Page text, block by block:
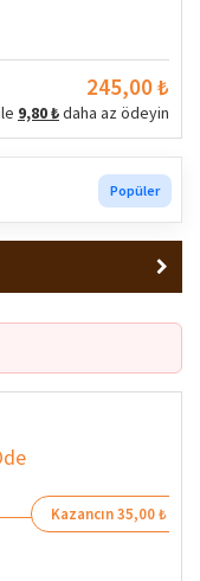
245,00 ₺
9,80 ₺daha az ödeyin
Sepette
Trend
Popüler
Kazancın 35,00 ₺